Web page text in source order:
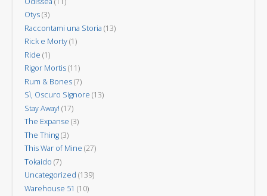
Otys(3)
Raccontami una Storia (13)
Rick e Morty(1)
Ride (1)
Rigor Mortis(11)
Rum & Bones(7)
Sì, Oscuro Signore (13)
Stay Away! (17)
The Expanse (3)
The Thing(3)
This War of Mine (27)
Tokaido (7)
Uncategorized (139)
Warehouse 51 (10)